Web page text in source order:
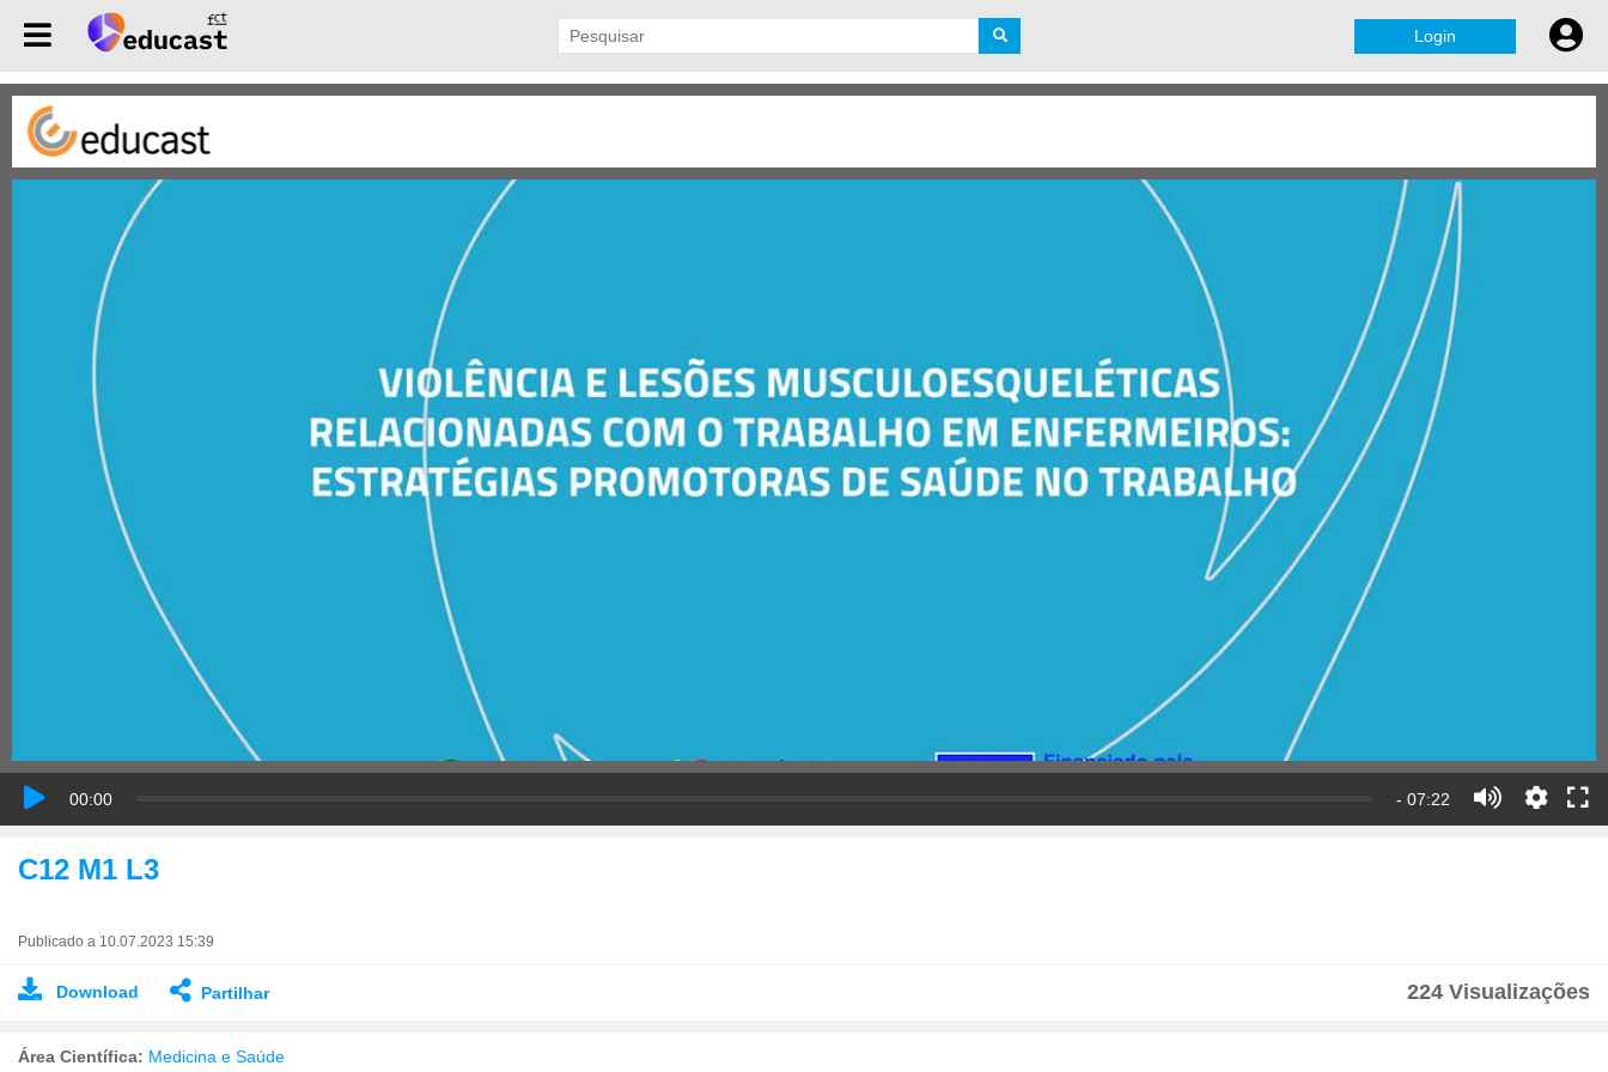
Login
00:00 - 07:22
C12 M1 L3
Publicado a 10.07.2023 15:39
Download Partilhar 224 Visualizações
Área Científica: Medicina e Saúde